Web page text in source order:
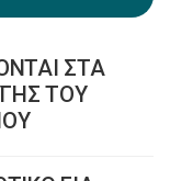
ΣΤΑ
ΤΟΥ